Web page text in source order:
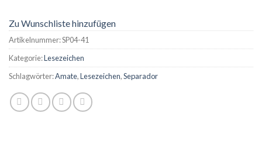
Zu Wunschliste hinzufügen
Artikelnummer:SP04-41
Kategorie:Lesezeichen
Schlagwörter:Amate,Lesezeichen,Separador